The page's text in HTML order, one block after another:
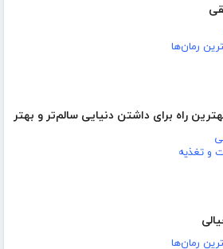
رمان‌ها
راه برای داشتن دنیایی سالم‌تر و بهتر
و تغذیه
رمان‌ها